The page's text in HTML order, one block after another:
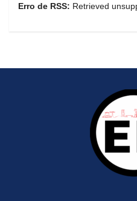
Erro de RSS: Retrieved